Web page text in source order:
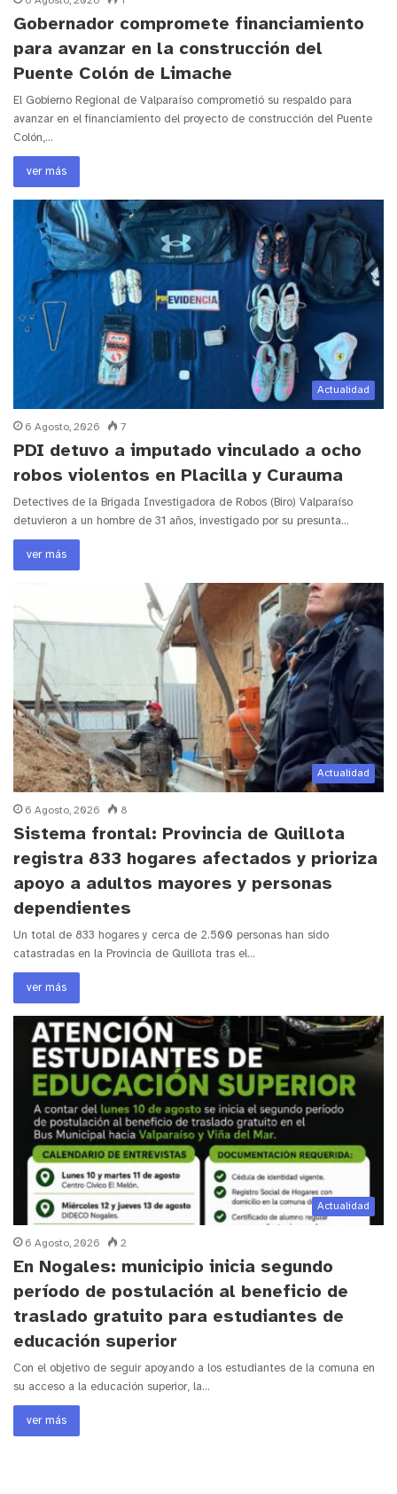
Gobernador compromete financiamiento
para avanzar en la construcción del
Puente Colón de Limache
El Gobierno Regional de Valparaíso comprometió su respaldo para
avanzar en el financiamiento del proyecto de construcción del Puente
Colón,…
ver más
Actualidad
6 Agosto, 2026 7
PDI detuvo a imputado vinculado a ocho
robos violentos en Placilla y Curauma
Detectives de la Brigada Investigadora de Robos (Biro) Valparaíso
detuvieron a un hombre de 31 años, investigado por su presunta…
ver más
Actualidad
6 Agosto, 2026 8
Sistema frontal: Provincia de Quillota
registra 833 hogares afectados y prioriza
apoyo a adultos mayores y personas
dependientes
Un total de 833 hogares y cerca de 2.500 personas han sido
catastradas en la Provincia de Quillota tras el…
ver más
Actualidad
6 Agosto, 2026 2
En Nogales: municipio inicia segundo
período de postulación al beneficio de
traslado gratuito para estudiantes de
educación superior
Con el objetivo de seguir apoyando a los estudiantes de la comuna en
su acceso a la educación superior, la…
ver más